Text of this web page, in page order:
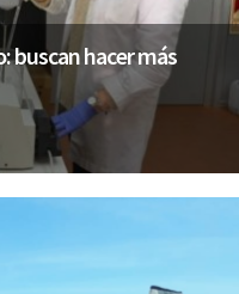
buscan hacer más